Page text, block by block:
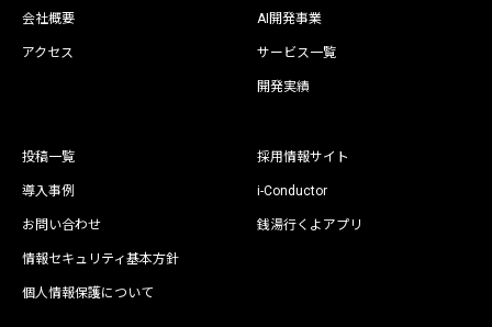
会社概要
アクセス
AI開発事業
サービス一覧
開発実績
投稿一覧
導入事例
お問い合わせ
情報セキュリティ基本方針
個人情報保護について
採用情報サイト
i-Conductor
銭湯行くよアプリ